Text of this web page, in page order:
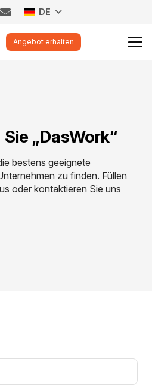
DE
Angebot erhalten
„DasWork“
bestens geeignete
zu finden. Füllen
oder kontaktieren Sie uns